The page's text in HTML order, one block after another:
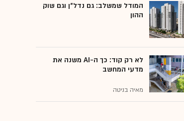
המודל שמשלב: גם נדל"ן וגם שוק
ההון
לא רק קוד: כך ה-AI משנה את
מדעי המחשב
מאיה בניטה